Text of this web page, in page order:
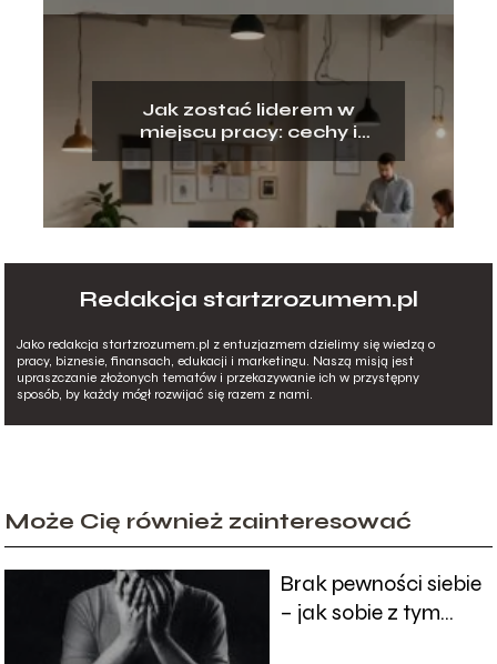
Jak zostać liderem w
miejscu pracy: cechy i
Redakcja startzrozumem.pl
Jako redakcja startzrozumem.pl z entuzjazmem dzielimy się wiedzą o
pracy, biznesie, finansach, edukacji i marketingu. Naszą misją jest
upraszczanie złożonych tematów i przekazywanie ich w przystępny
sposób, by każdy mógł rozwijać się razem z nami.
Może Cię również zainteresować
Brak pewności siebie
– jak sobie z tym